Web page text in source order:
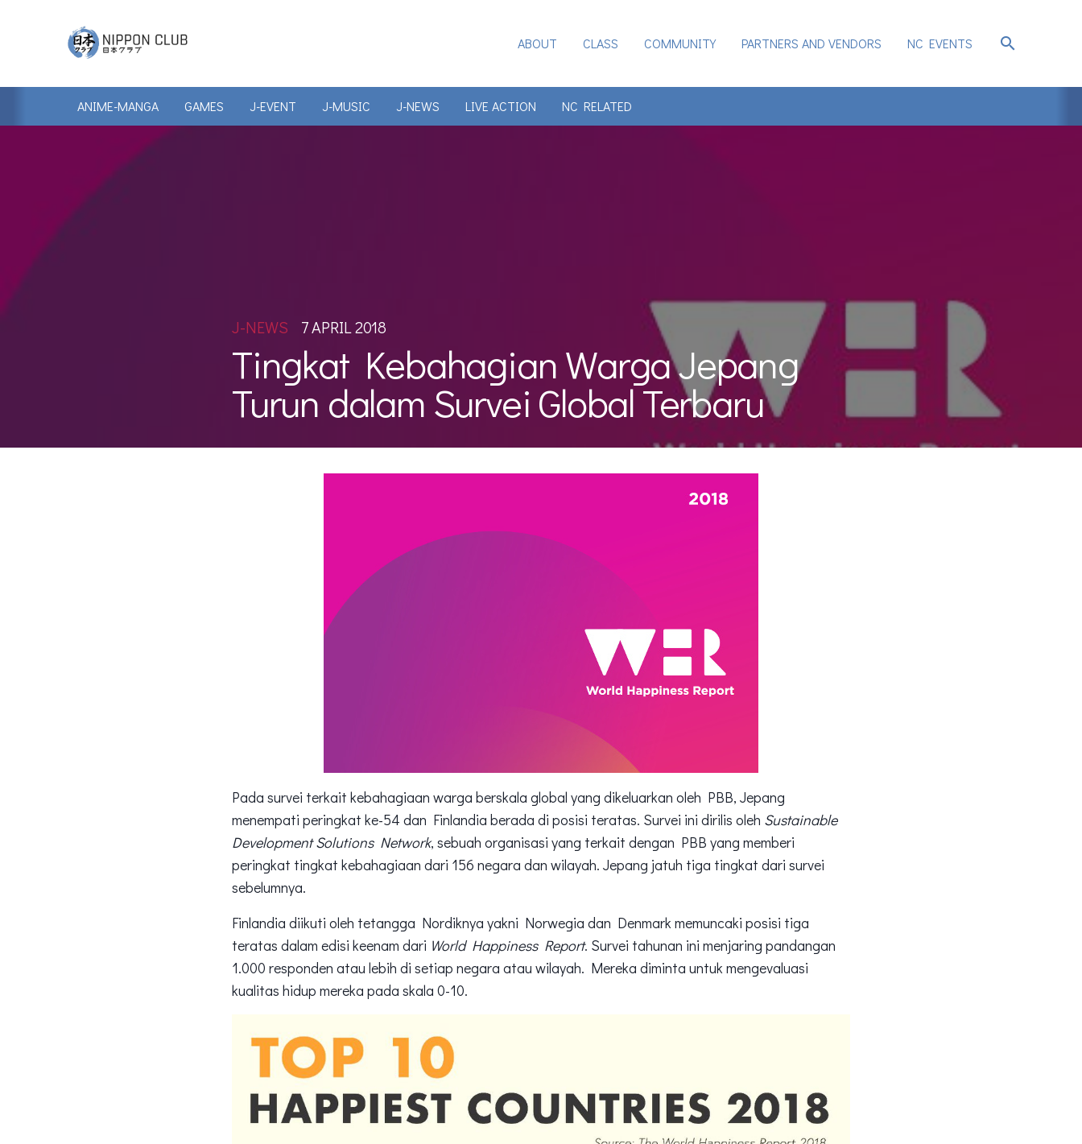
ABOUT CLASS COMMUNITY PARTNERS AND VENDORS NC EVENTS search
ANIME-MANGA GAMES J-EVENT J-MUSIC J-NEWS LIVE ACTION NC RELATED
J-NEWS 7 APRIL 2018
Tingkat Kebahagian Warga Jepang
Turun dalam Survei Global Terbaru
Pada survei terkait kebahagiaan warga berskala global yang dikeluarkan oleh PBB, Jepang
menempati peringkat ke-54 dan Finlandia berada di posisi teratas. Survei ini dirilis oleh Sustainable
Development Solutions Network, sebuah organisasi yang terkait dengan PBB yang memberi
peringkat tingkat kebahagiaan dari 156 negara dan wilayah. Jepang jatuh tiga tingkat dari survei
sebelumnya.
Finlandia diikuti oleh tetangga Nordiknya yakni Norwegia dan Denmark memuncaki posisi tiga
teratas dalam edisi keenam dari World Happiness Report. Survei tahunan ini menjaring pandangan
1.000 responden atau lebih di setiap negara atau wilayah. Mereka diminta untuk mengevaluasi
kualitas hidup mereka pada skala 0-10.